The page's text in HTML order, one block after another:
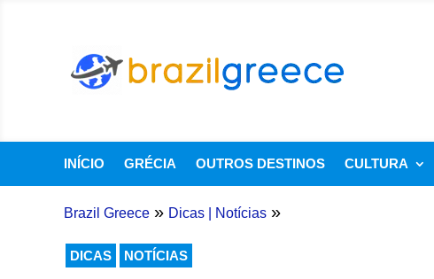
INÍCIO GRÉCIA OUTROS DESTINOS CULTURA
Brazil Greece » Dicas| Notícias »
DICAS NOTÍCIAS